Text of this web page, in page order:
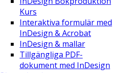
Kurs
Interaktiva formulär med
InDesign & Acrobat
InDesign & mallar
Tillgängliga PDF-
dokument med InDesign